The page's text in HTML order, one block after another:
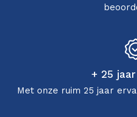
+ 25
Met onze ruim 25 jaar